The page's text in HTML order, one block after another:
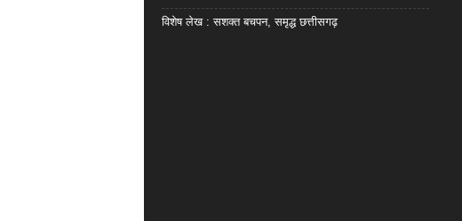
विशेष लेख : सशक्त बचपन, समृद्ध छत्तीसगढ़